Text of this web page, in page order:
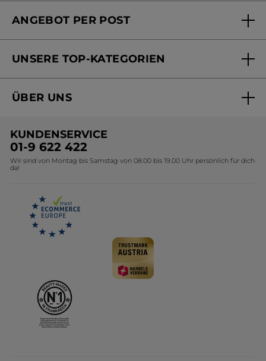
Mein Konto
Online Preisliste
ANGEBOT PER POST
Versandhandel Preisliste
UNSERE TOP-KATEGORIEN
Black Friday Yves Rocher
Geschenkideen Yves Rocher
Kollektion Monoi Yves Rocher
ÜBER UNS
Umweltstiftung YR
Affiliate Programm
KUNDENSERVICE
01-9 622 422
Wir sind von Montag bis Samstag von 08.00 bis 19.00 Uhr persönlich für dich
da!